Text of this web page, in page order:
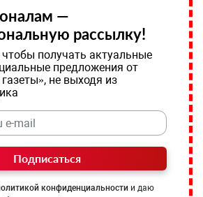
—
рассылку!
получать актуальные
предложения от
не выходя из
Подписаться
конфиденциальности и даю